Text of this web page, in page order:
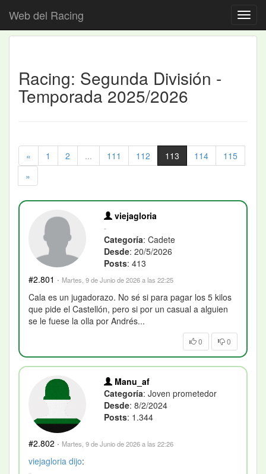
Web del Racing
Racing: Segunda División -
Temporada 2025/2026
« 1 2 ... 111 112 113 114
115
»
viejagloria
-
Categoría: Cadete
Desde: 20/5/2026
Posts: 413
#2.801 · Martes, 9 de Junio de 2026 a las 22:25
Cala es un jugadorazo. No sé si para pagar los 5 kilos
que pide el Castellón, pero si por un casual a alguien
se le fuese la olla por Andrés...
0 0
Manu_af
Categoría: Joven prometedor
Desde: 8/2/2024
Posts: 1.344
#2.802 · Martes, 9 de Junio de 2026 a las 22:26
viejagloria dijo: